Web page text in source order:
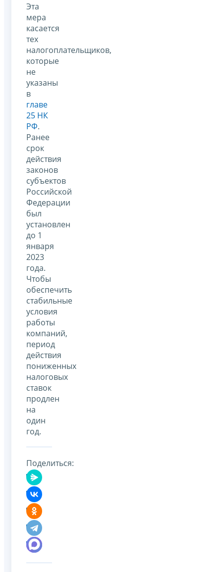
Эта
мера
касается
тех
налогоплательщиков,
которые
не
указаны
в
главе
25 НК
РФ.
Ранее
срок
действия
законов
субъектов
Российской
Федерации
был
установлен
до 1
января
2023
года.
Чтобы
обеспечить
стабильные
условия
работы
компаний,
период
действия
пониженных
налоговых
ставок
продлен
на
один
год.
Поделиться: